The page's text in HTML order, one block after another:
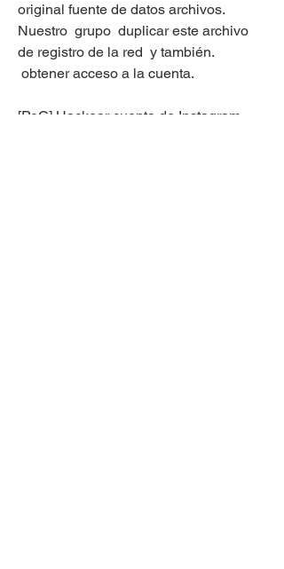
original fuente de datos archivos.
Nuestro  grupo  duplicar este archivo
de registro de la red  y también.
obtener acceso a la cuenta.
[PoC] Hackear cuenta de Instagram